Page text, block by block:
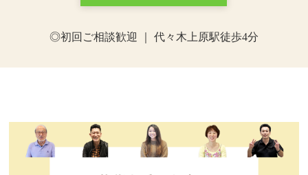
◎初回ご相談歓迎 ｜ 代々木上原駅徒歩4分